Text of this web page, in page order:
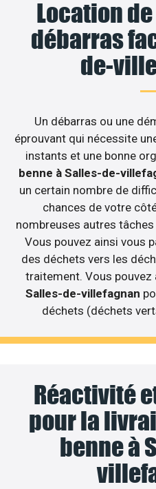
Location
débarras
de-
Un débarras ou une
éprouvant qui nécessite
instants et une bonne
benne à Salles-de-
un certain nombre de
chances de votre
nombreuses autres
Vous pouvez ainsi vous
des déchets vers les
traitement. Vous pouvez
Salles-de-villefagnan
déchets (déchets
Réactivité
pour la
benne à